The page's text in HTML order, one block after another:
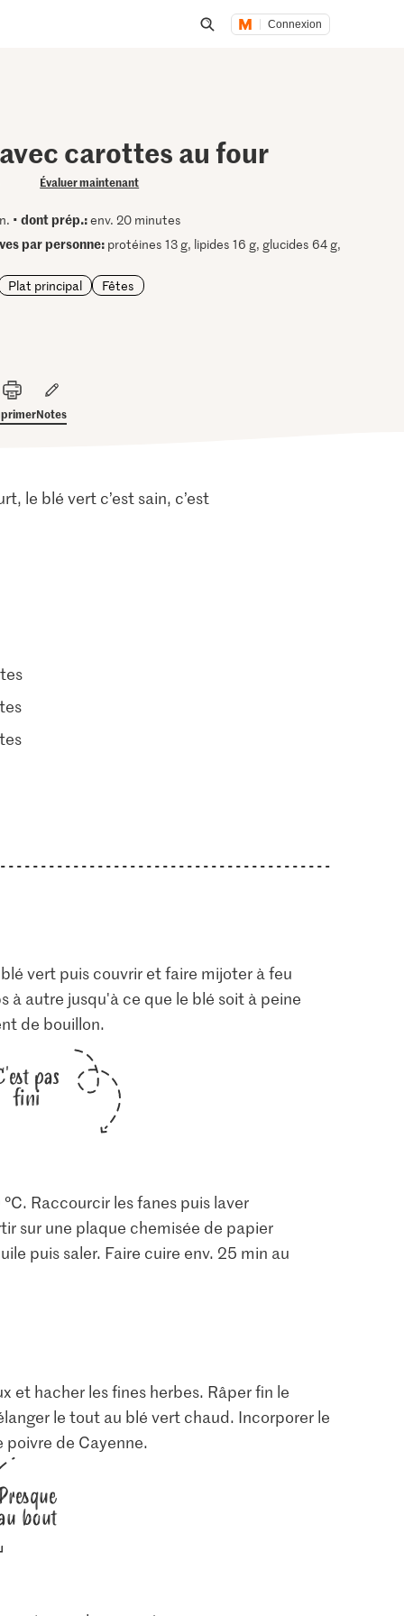
Connexion
carottes au four
Évaluer maintenant
•dont prép.:env. 20 minutes
par personne: protéines 13 g, lipides 16 g, glucides 64 g,
Plat principal Fêtes
Notes
le blé vert c’est sain, c’est
vert puis couvrir et faire mijoter à feu
à autre jusqu'à ce que le blé soit à peine
de bouillon.
pas
fini
Raccourcir les fanes puis laver
sur une plaque chemisée de papier
puis saler. Faire cuire env. 25 min au
et hacher les fines herbes. Râper fin le
le tout au blé vert chaud. Incorporer le
poivre de Cayenne.
bout